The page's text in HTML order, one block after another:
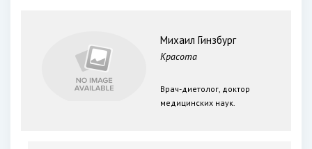
Михаил Гинзбург
Красота
Врач-диетолог, доктор
медицинских наук.